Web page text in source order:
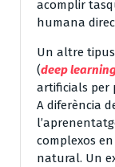
acomplir
humana
Un altre
(deep
artificials per
A diferència
complexos
natural. Un